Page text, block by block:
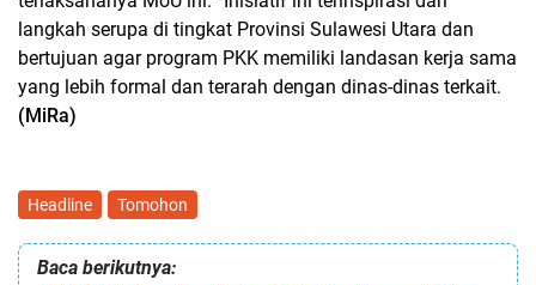
langkah serupa di tingkat Provinsi Sulawesi Utara dan
bertujuan agar program PKK memiliki landasan kerja sama
yang lebih formal dan terarah dengan dinas-dinas terkait.
(MiRa)
Headline Tomohon
Baca berikutnya: